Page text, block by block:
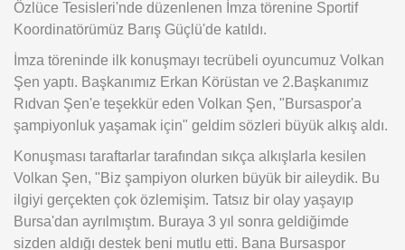
Özlüce Tesisleri'nde düzenlenen İmza törenine Sportif
Koordinatörümüz Barış Güçlü'de katıldı.
İmza töreninde ilk konuşmayı tecrübeli oyuncumuz Volkan
Şen yaptı. Başkanımız Erkan Körüstan ve 2.Başkanımız
Rıdvan Şen'e teşekkür eden Volkan Şen, "Bursaspor'a
şampiyonluk yaşamak için" geldim sözleri büyük alkış aldı.
Konuşması taraftarlar tarafından sıkça alkışlarla kesilen
Volkan Şen, "Biz şampiyon olurken büyük bir aileydik. Bu
ilgiyi gerçekten çok özlemişim. Tatsız bir olay yaşayıp
Bursa'dan ayrılmıştım. Buraya 3 yıl sonra geldiğimde
sizden aldığı destek beni mutlu etti. Bana Bursaspor